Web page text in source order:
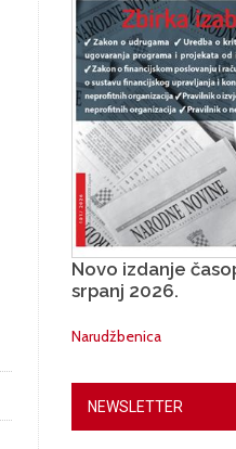
Novo izdanje
srpanj 2026.
Narudžbenica
NEWSLETTER